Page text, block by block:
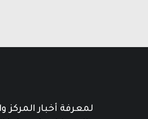
لمعرفة أخبار